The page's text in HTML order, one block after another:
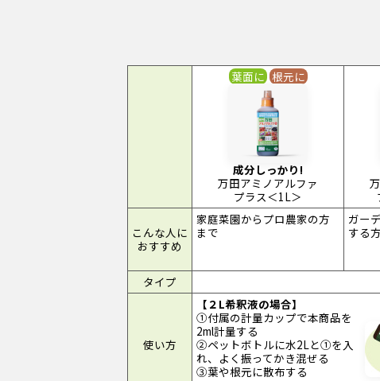
葉面に根元に
成分しっかり!
万田アミノアルファ
プラス＜1L＞
こんな人に
おすすめ
家庭菜園からプロ農家の方
まで
ガー
する方
タイプ
使い方
【２L希釈液の場合】
①付属の計量カップで本商品を
2ml計量する
②ペットボトルに水2Lと①を入
れ、よく振ってかき混ぜる
③葉や根元に散布する